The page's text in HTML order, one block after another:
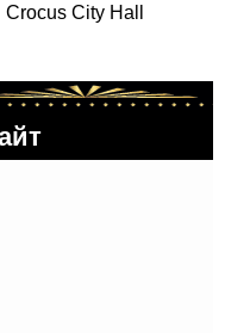
Crocus City Hall